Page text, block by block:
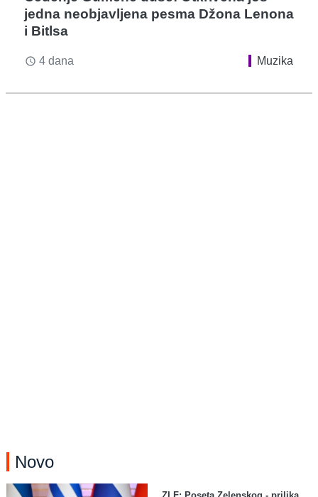
jedna neobjavljena pesma Džona Lenona
i Bitlsa
access_time 4 dana Muzika
Novo